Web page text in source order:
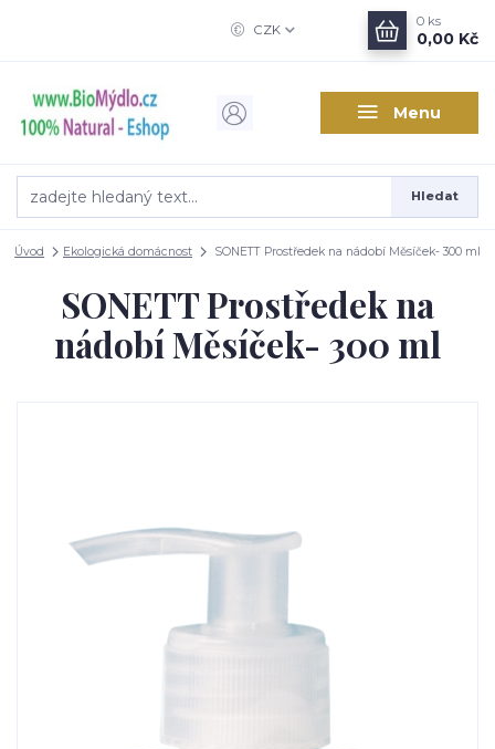
Menu
CZK
Hledat
0 ks
0,00 Kč
Úvod Ekologická domácnost SONETT Prostředek na nádobí Měsíček- 300 ml
SONETT Prostředek na
nádobí Měsíček- 300 ml